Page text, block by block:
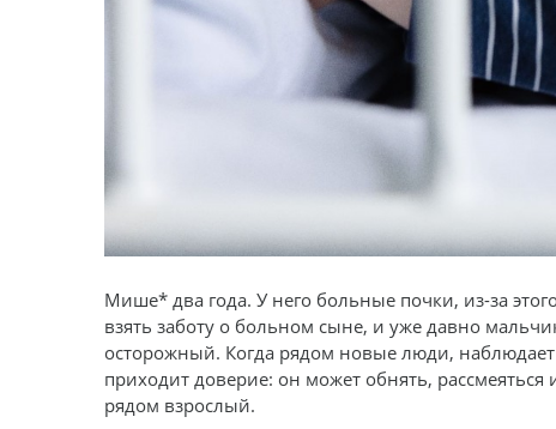
Мише* два года. У него больные почки, из-за
взять заботу о больном сыне, и уже давно
осторожный. Когда рядом новые люди,
приходит доверие: он может обнять, рассмеяться
рядом взрослый.